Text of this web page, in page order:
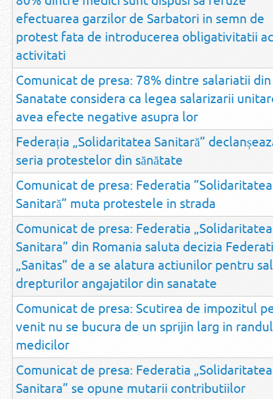
efectuarea garzilor de Sarbatori in semn de
protest fata de introducerea obligativitatii
activitati
Comunicat de presa: 78% dintre salariatii din
Sanatate considera ca legea salarizarii
avea efecte negative asupra lor
Federația „Solidaritatea Sanitară”
seria protestelor din sănătate
Comunicat de presa: Federatia ”Solidaritatea
Sanitară” muta protestele in strada
Comunicat de presa: Federatia „Solidaritatea
Sanitara” din Romania saluta decizia
„Sanitas” de a se alatura actiunilor pentru
drepturilor angajatilor din sanatate
Comunicat de presa: Scutirea de impozitul
venit nu se bucura de un sprijin larg in randul
medicilor
Comunicat de presa: Federatia „Solidaritatea
Sanitara” se opune mutarii contributiilor